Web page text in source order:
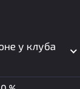
у клуба